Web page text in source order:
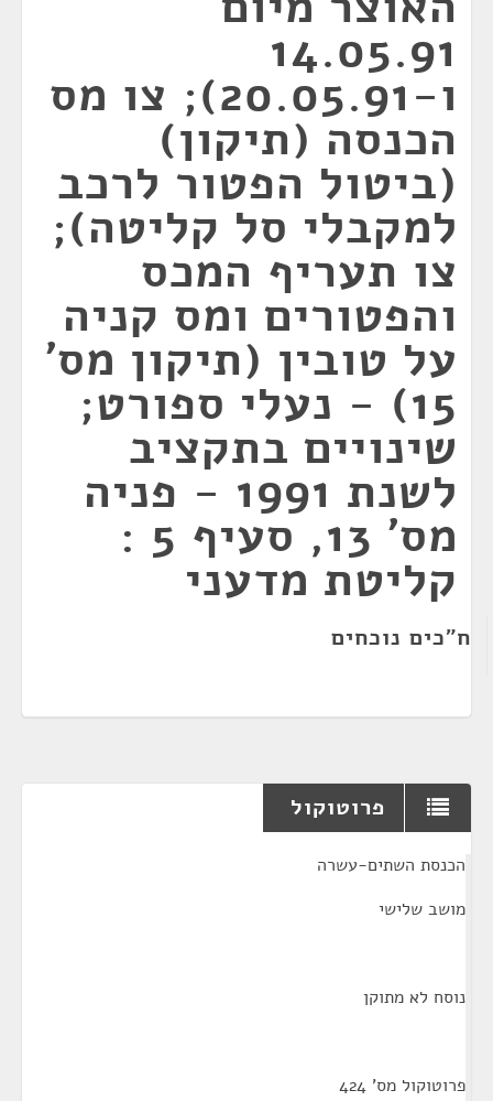
14.05.91
ו-20.05.91); צו מס
הכנסה (תיקון)
(ביטול הפטור לרכב
למקבלי סל קליטה);
צו תעריף המכס
והפטורים ומס קניה
על טובין (תיקון מס'
15) - נעלי ספורט;
שינויים בתקציב
לשנת 1991 - פניה
מס' 13, סעיף 5 :
קליטת מדעני
ח"כים נוכחים
פרוטוקול
הכנסת השתים-עשרה
מושב שלישי
נוסח לא מתוקן
פרוטוקול מס' 424